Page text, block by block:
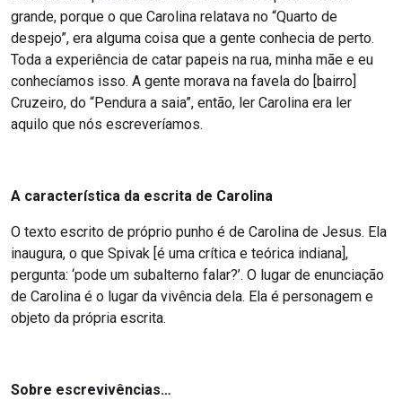
grande, porque o que Carolina relatava no “Quarto de
despejo”, era alguma coisa que a gente conhecia de perto.
Toda a experiência de catar papeis na rua, minha mãe e eu
conhecíamos isso. A gente morava na favela do [bairro]
Cruzeiro, do “Pendura a saia”, então, ler Carolina era ler
aquilo que nós escreveríamos.
A característica da escrita de Carolina
O texto escrito de próprio punho é de Carolina de Jesus. Ela
inaugura, o que Spivak [é uma crítica e teórica indiana],
pergunta: ‘pode um subalterno falar?’. O lugar de enunciação
de Carolina é o lugar da vivência dela. Ela é personagem e
objeto da própria escrita.
Sobre escrevivências…